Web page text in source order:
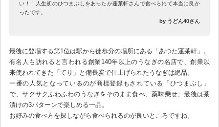
い！！人生初のひつまぶしをあったか蓬莱軒さんで食べられて本当に良か
ったです。
by うどん40さん
最後に登場する第1位は駅から徒歩分の場所にある「あつた蓬莱軒」。
有名人も訪れると言われる創業140年以上のうなぎの名店で、創業以
来使われてきた「てり」と備長炭で仕上げられたうなぎは絶品。
一番の人気となっているのが商標登録もされている「ひつまぶし」
で、サクサクふわふわのうなぎをそのまま食べ、薬味乗せ、最後は茶
漬けの3パターンで楽しめる一品。
お好みの食べ方を探しながら食べられるのが良いところですね。